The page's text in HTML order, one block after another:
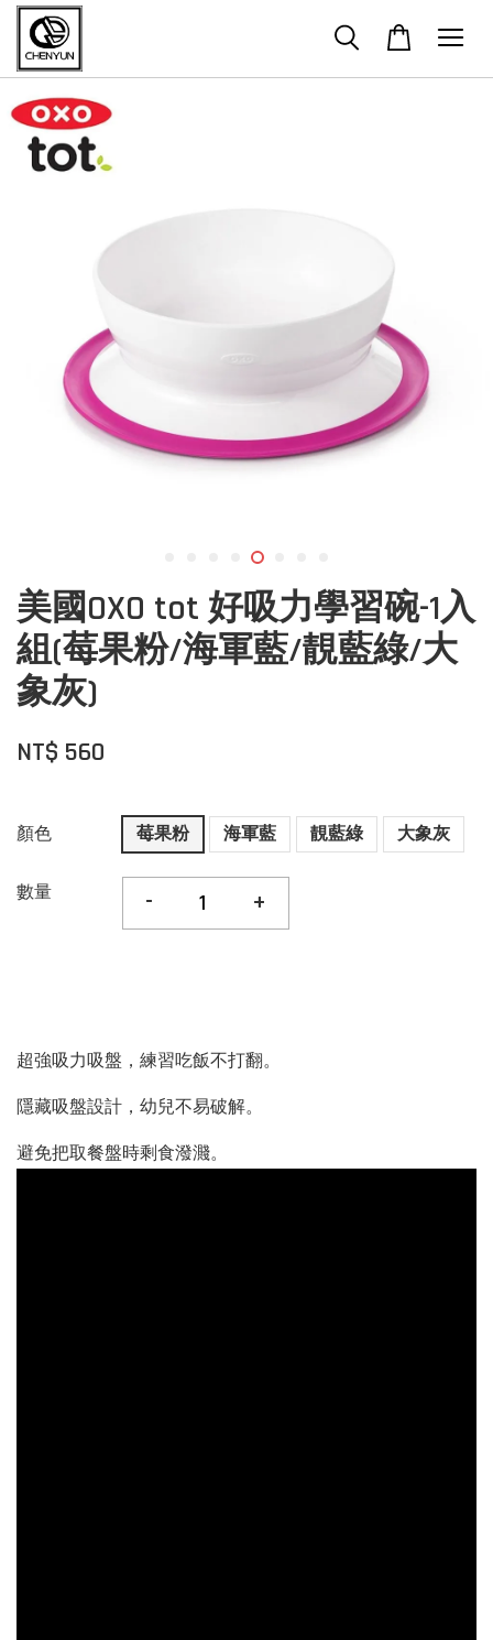
美國OXO tot 好吸力學習碗-1入
組(莓果粉/海軍藍/靚藍綠/大
象灰)
NT$ 560
顏色 莓果粉 海軍藍 靚藍綠 大象灰
數量 - +
超強吸力吸盤，練習吃飯不打翻。
隱藏吸盤設計，幼兒不易破解。
避免把取餐盤時剩食潑濺。